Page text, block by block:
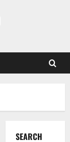
SEARCH